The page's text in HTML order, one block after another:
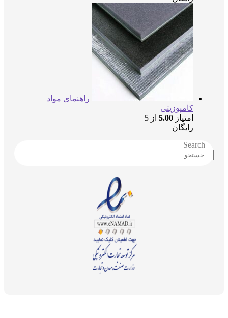
راهنمای مواد
کامپوزیتی
5.00از 5